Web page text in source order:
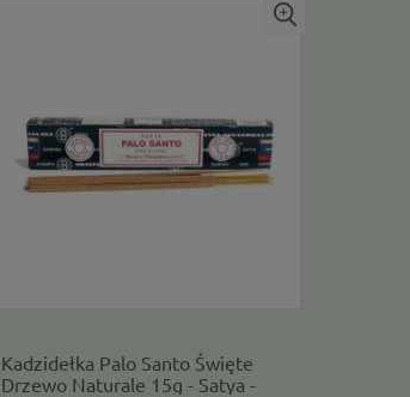
Kadzidełka Palo Santo Święte
Drzewo Naturale 15g - Satya -